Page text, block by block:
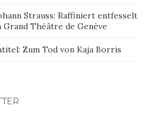
Strauss: Raffiniert entfesselt
Théâtre de Genève
Zum Tod von Kaja Borris